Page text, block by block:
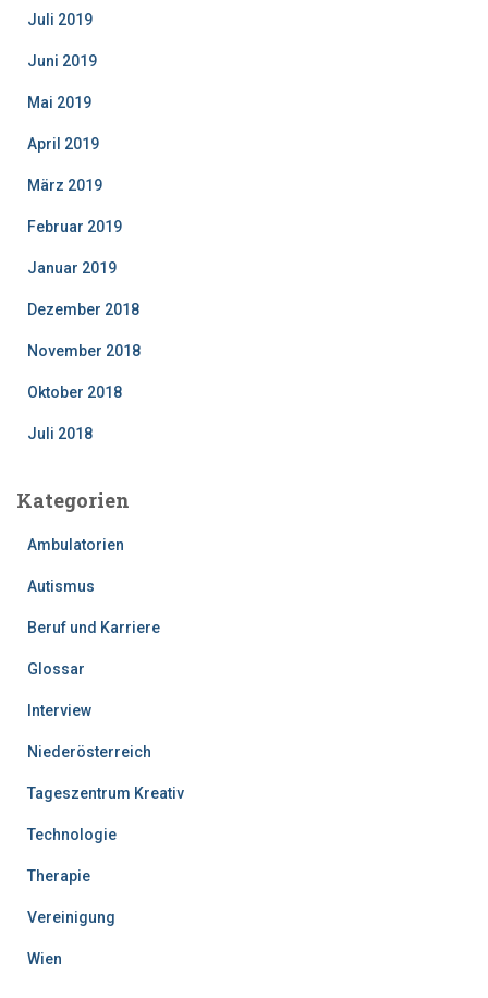
Juli 2019
Juni 2019
Mai 2019
April 2019
März 2019
Februar 2019
Januar 2019
Dezember 2018
November 2018
Oktober 2018
Juli 2018
Kategorien
Ambulatorien
Autismus
Beruf und Karriere
Glossar
Interview
Niederösterreich
Tageszentrum Kreativ
Technologie
Therapie
Vereinigung
Wien